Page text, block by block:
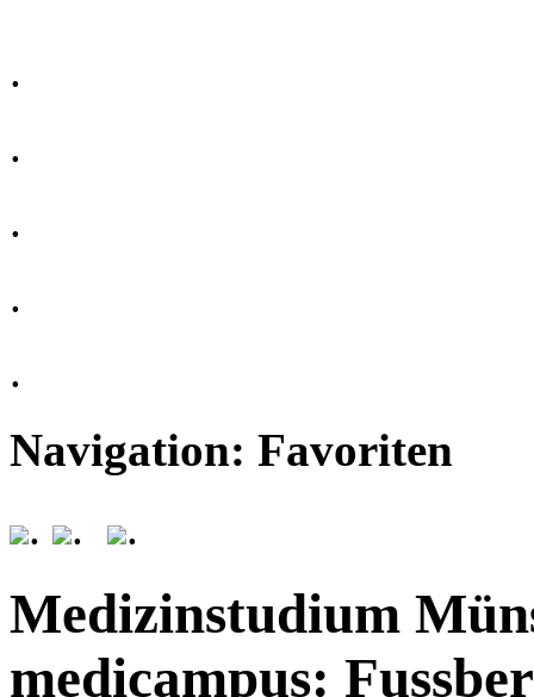
.
.
.
.
.
Navigation: Favoriten
.
. .
Medizinstudium
medicampus: